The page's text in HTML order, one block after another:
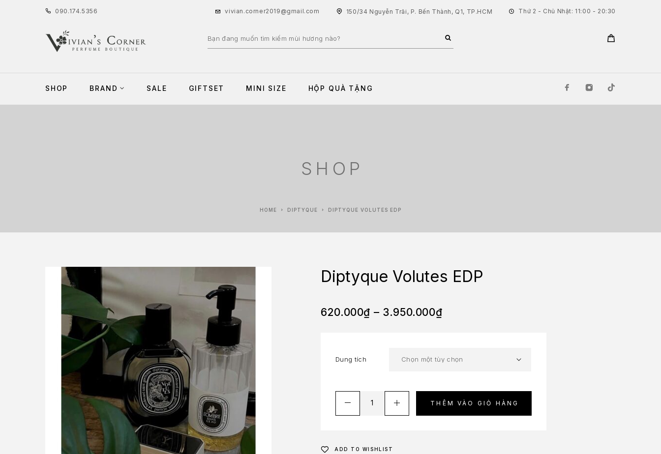
090 .174.5356 vivian.corner2019@gmail.com 150/34 Nguyễn Trãi, P. Bến Thành, Q1, TP.HCM Thứ 2 - Chủ Nhật: 11:00 - 20:30
SHOP BRAND SALE GIFTSET MINI SIZE HỘP QUÀ TẶNG
SHOP
HOME DIPTYQUE DIPTYQUE VOLUTES EDP
Diptyque Volutes EDP
620.000₫ – 3.950.000₫
Dung tích
THÊM VÀO GIỎ HÀNG
ADD TO WISHLIST